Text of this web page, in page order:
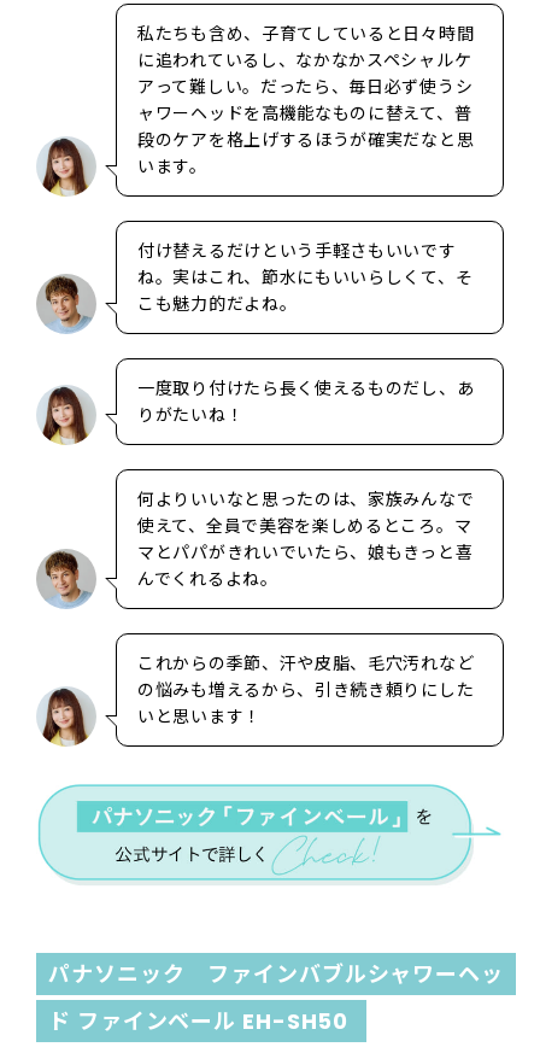
私たちも含め、子育てしていると日々時間
に追われているし、なかなかスペシャルケ
アって難しい。だったら、毎日必ず使うシ
ャワーヘッドを高機能なものに替えて、普
段のケアを格上げするほうが確実だなと思
います。
付け替えるだけという手軽さもいいです
ね。実はこれ、節水にもいいらしくて、そ
こも魅力的だよね。
一度取り付けたら長く使えるものだし、あ
りがたいね！
何よりいいなと思ったのは、家族みんなで
使えて、全員で美容を楽しめるところ。マ
マとパパがきれいでいたら、娘もきっと喜
んでくれるよね。
これからの季節、汗や皮脂、毛穴汚れなど
の悩みも増えるから、引き続き頼りにした
いと思います！
パナソニック ファインバブルシャワーヘッ
ド ファインベール EH-SH50